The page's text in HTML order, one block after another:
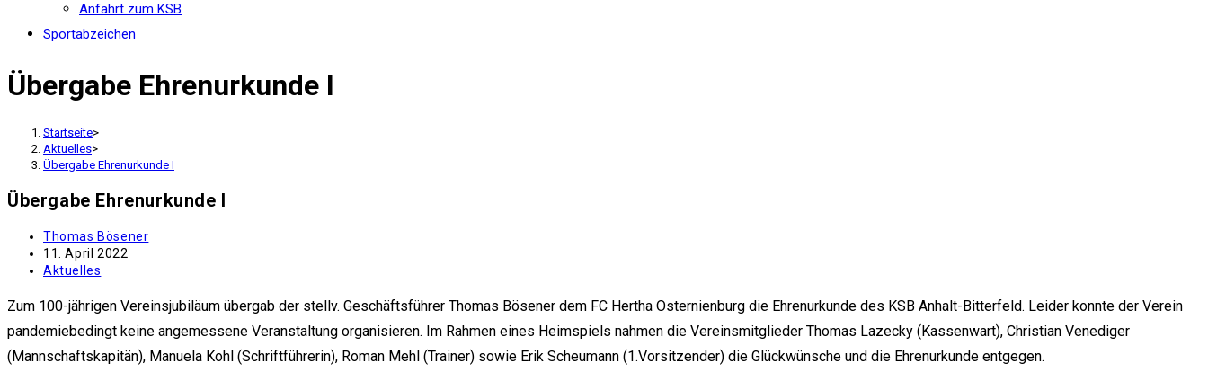
Anfahrt zum KSB
Sportabzeichen
Übergabe Ehrenurkunde I
Startseite>
Aktuelles>
Übergabe Ehrenurkunde I
Übergabe Ehrenurkunde I
Beitrags-
Autor:
Thomas Bösener
Beitrag
veröffentlicht:
11. April 2022
Beitrags-
Aktuelles
Zum 100-jährigen Vereinsjubiläum übergab der stellv. Geschäftsführer Thomas Bösener dem FC Hertha Osternienburg die Ehrenurkunde des KSB Anhalt-Bitterfeld. Leider konnte der Verein
pandemiebedingt keine angemessene Veranstaltung organisieren. Im Rahmen eines Heimspiels nahmen die Vereinsmitglieder Thomas Lazecky (Kassenwart), Christian Venediger
(Mannschaftskapitän), Manuela Kohl (Schriftführerin), Roman Mehl (Trainer) sowie Erik Scheumann (1.Vorsitzender) die Glückwünsche und die Ehrenurkunde entgegen.